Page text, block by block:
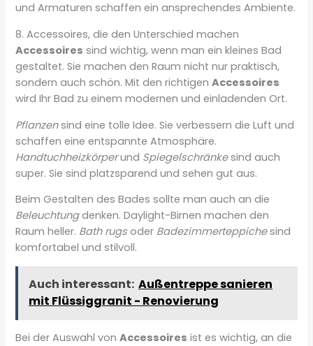
und Armaturen schaffen ein ansprechendes Ambiente.
8. Accessoires, die den Unterschied machen
Accessoires sind wichtig, wenn man ein kleines Bad
gestaltet. Sie machen den Raum nicht nur praktisch,
sondern auch schön. Mit den richtigenAccessoires
wird Ihr Bad zu einem modernen und einladenden Ort.
Pflanzensind eine tolle Idee. Sie verbessern die Luft und
schaffen eine entspannte Atmosphäre.
Handtuchheizkörperund Spiegelschränkesind auch
super. Sie sind platzsparend und sehen gut aus.
Beim Gestalten des Bades sollte man auch an die
Beleuchtungdenken. Daylight-Birnen machen den
Raum heller. Bath rugs oder Badezimmerteppichesind
komfortabel und stilvoll.
Auch interessant: Außentreppe sanieren
mit Flüssiggranit - Renovierung
Bei der Auswahl vonAccessoires ist es wichtig, an die